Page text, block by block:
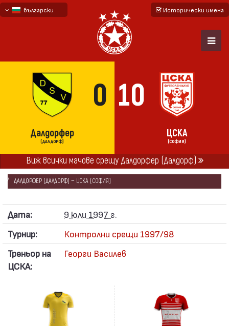
български
Исторически имена
0 10
Далдорфер
(ДАЛДОРФ)
ЦСКА
(СОФИЯ)
Виж всички мачове срещу Далдорфер (Далдорф)
НАЧАЛО СЕЗОНИ 1997/98
КОНТРОЛНИ СРЕЩИ 1997/98
ДАЛДОРФЕР (ДАЛДОРФ) — ЦСКА (СОФИЯ)
Дата:
9 юли 1997 г.
Турнир:
Контролни срещи 1997/98
Треньор на
ЦСКА:
Георги Василев